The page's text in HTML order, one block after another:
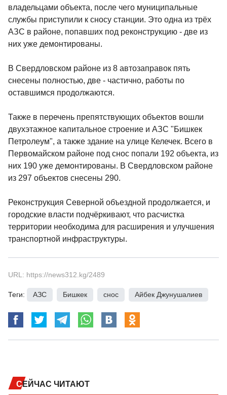
владельцами объекта, после чего муниципальные
службы приступили к сносу станции. Это одна из трёх
АЗС в районе, попавших под реконструкцию - две из
них уже демонтированы.
В Свердловском районе из 8 автозаправок пять
снесены полностью, две - частично, работы по
оставшимся продолжаются.
Также в перечень препятствующих объектов вошли
двухэтажное капитальное строение и АЗС "Бишкек
Петролеум", а также здание на улице Келечек. Всего в
Первомайском районе под снос попали 192 объекта, из
них 190 уже демонтированы. В Свердловском районе
из 297 объектов снесены 290.
Реконструкция Северной объездной продолжается, и
городские власти подчёркивают, что расчистка
территории необходима для расширения и улучшения
транспортной инфраструктуры.
URL: https://news312.kg/2489
Теги: АЗС Бишкек снос Айбек Джунушалиев
СЕЙЧАС ЧИТАЮТ